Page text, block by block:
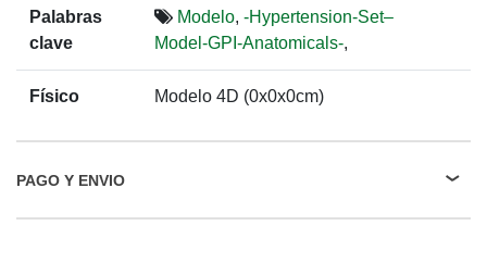
Palabras
clave
Modelo, -Hypertension-Set–
Model-GPI-Anatomicals-,
Físico Modelo 4D (0x0x0cm)
PAGO Y ENVIO